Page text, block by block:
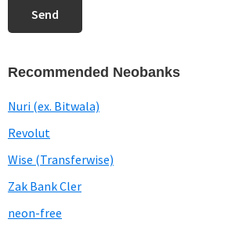
Recommended Neobanks
Nuri (ex. Bitwala)
Revolut
Wise (Transferwise)
Zak Bank Cler
neon-free